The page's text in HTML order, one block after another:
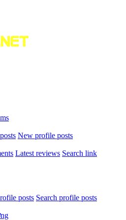
New profile posts
Latest reviews Search link
posts Search profile posts